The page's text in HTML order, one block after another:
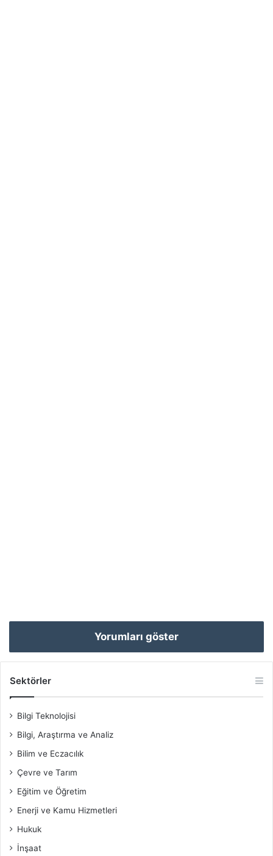
Yorumları göster
Sektörler
Bilgi Teknolojisi
Bilgi, Araştırma ve Analiz
Bilim ve Eczacılık
Çevre ve Tarım
Eğitim ve Öğretim
Enerji ve Kamu Hizmetleri
Hukuk
İnşaat